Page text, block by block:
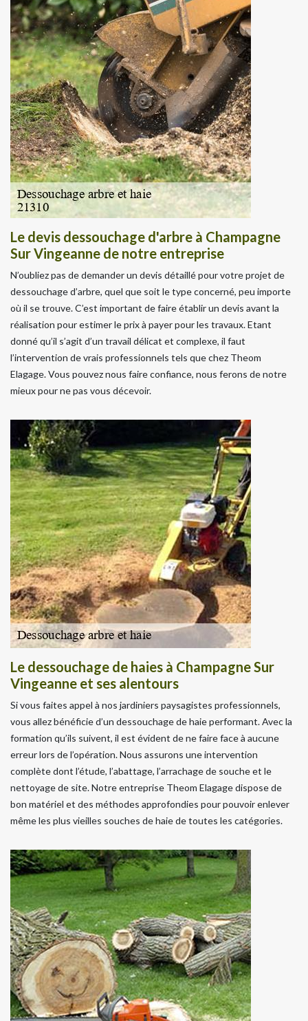
Le devis dessouchage d'arbre à Champagne
Sur Vingeanne de notre entreprise
N’oubliez pas de demander un devis détaillé pour votre projet de
dessouchage d’arbre, quel que soit le type concerné, peu importe
où il se trouve. C’est important de faire établir un devis avant la
réalisation pour estimer le prix à payer pour les travaux. Etant
donné qu’il s’agit d’un travail délicat et complexe, il faut
l’intervention de vrais professionnels tels que chez Theom
Elagage. Vous pouvez nous faire confiance, nous ferons de notre
mieux pour ne pas vous décevoir.
Le dessouchage de haies à Champagne Sur
Vingeanne et ses alentours
Si vous faites appel à nos jardiniers paysagistes professionnels,
vous allez bénéficie d’un dessouchage de haie performant. Avec la
formation qu’ils suivent, il est évident de ne faire face à aucune
erreur lors de l’opération. Nous assurons une intervention
complète dont l’étude, l’abattage, l’arrachage de souche et le
nettoyage de site. Notre entreprise Theom Elagage dispose de
bon matériel et des méthodes approfondies pour pouvoir enlever
même les plus vieilles souches de haie de toutes les catégories.